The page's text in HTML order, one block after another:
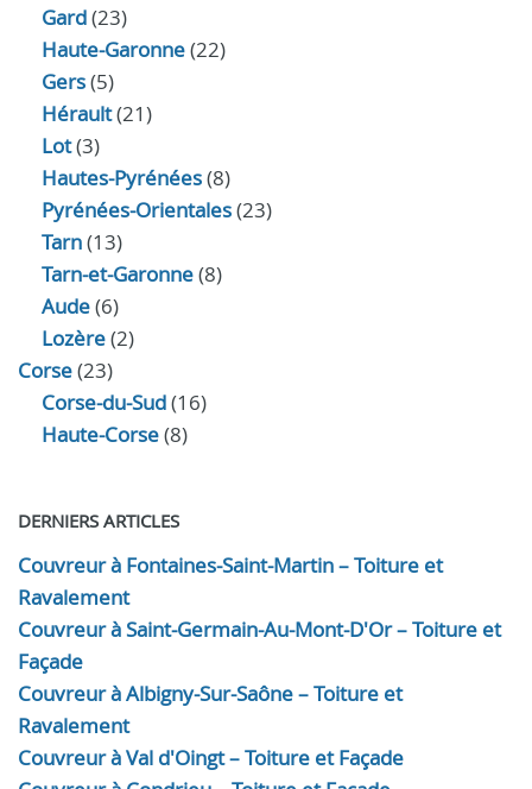
Gard(23)
Haute-Garonne(22)
Gers(5)
Hérault(21)
Lot(3)
Hautes-Pyrénées(8)
Pyrénées-Orientales(23)
Tarn(13)
Tarn-et-Garonne(8)
Aude(6)
Lozère(2)
Corse(23)
Corse-du-Sud(16)
Haute-Corse(8)
DERNIERS ARTICLES
Couvreur à Fontaines-Saint-Martin – Toiture et
Ravalement
Couvreur à Saint-Germain-Au-Mont-D'Or – Toiture et
Façade
Couvreur à Albigny-Sur-Saône – Toiture et
Ravalement
Couvreur à Val d'Oingt – Toiture et Façade